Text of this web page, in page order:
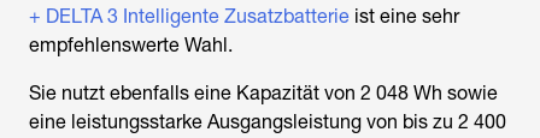
+ DELTA 3 Intelligente Zusatzbatterie ist eine sehr
empfehlenswerte Wahl.
Sie nutzt ebenfalls eine Kapazität von 2 048 Wh sowie
eine leistungsstarke Ausgangsleistung von bis zu 2 400